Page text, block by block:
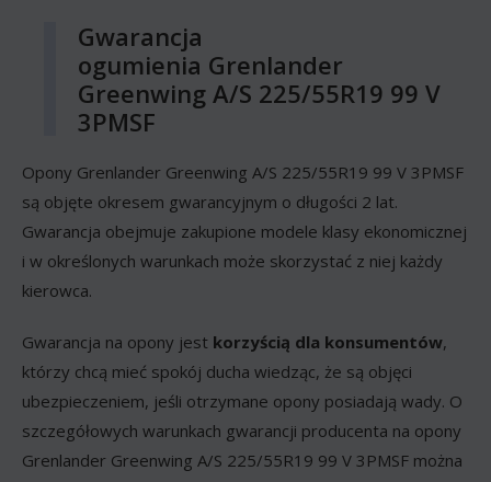
Gwarancja
ogumienia Grenlander
Greenwing A/S 225/55R19 99 V
3PMSF
Opony Grenlander Greenwing A/S 225/55R19 99 V 3PMSF
są objęte okresem gwarancyjnym o długości 2 lat.
Gwarancja obejmuje zakupione modele klasy ekonomicznej
i w określonych warunkach może skorzystać z niej każdy
kierowca.
Gwarancja na opony jest korzyścią dla konsumentów,
którzy chcą mieć spokój ducha wiedząc, że są objęci
ubezpieczeniem, jeśli otrzymane opony posiadają wady. O
szczegółowych warunkach gwarancji producenta na opony
Grenlander Greenwing A/S 225/55R19 99 V 3PMSF można